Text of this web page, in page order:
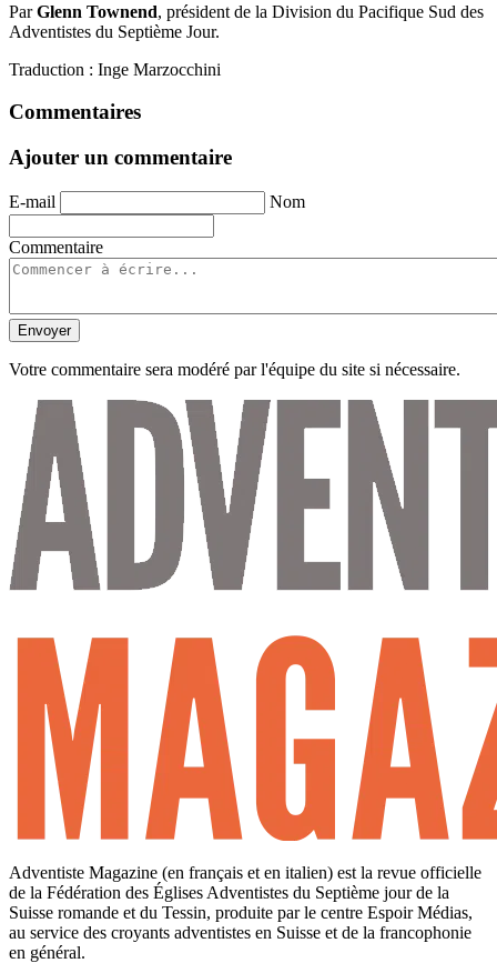
ParGlenn Townend, président de la Division du Pacifique Sud des
Adventistes du Septième Jour.
Traduction : Inge Marzocchini
Commentaires
Ajouter un commentaire
E-mail Nom
Commentaire
Envoyer
Votre commentaire sera modéré par l'équipe du site si nécessaire.
Adventiste Magazine (en français et en italien) est la revue officielle
de la Fédération des Églises Adventistes du Septième jour de la
Suisse romande et du Tessin, produite par le centre Espoir Médias,
au service des croyants adventistes en Suisse et de la francophonie
en général.